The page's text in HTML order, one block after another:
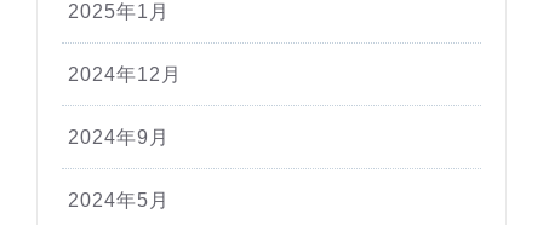
2025年1月
2024年12月
2024年9月
2024年5月